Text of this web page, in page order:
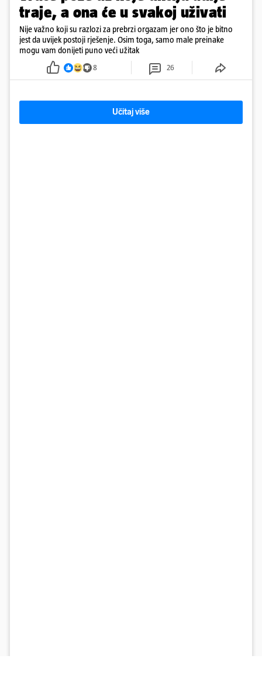
traje, a ona će u svakoj uživati
Nije važno koji su razlozi za prebrzi orgazam jer ono što je bitno
jest da uvijek postoji rješenje. Osim toga, samo male preinake
mogu vam donijeti puno veći užitak
8 26
Učitaj više